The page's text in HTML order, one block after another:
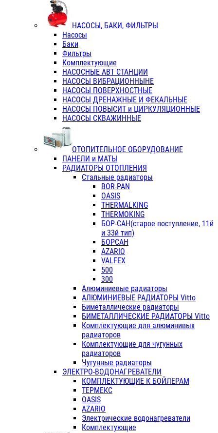
НАСОСЫ, БАКИ, ФИЛЬТРЫ
Насосы
Баки
Фильтры
Комплектующие
НАСОСНЫЕ АВТ СТАНЦИИ
НАСОСЫ ВИБРАЦИОННЫНЕ
НАСОСЫ ПОВЕРХНОСТНЫЕ
НАСОСЫ ДРЕНАЖНЫЕ И ФЕКАЛЬНЫЕ
НАСОСЫ ПОВЫСИТ и ЦИРКУЛЯЦИОННЫЕ
НАСОСЫ СКВАЖИННЫЕ
ОТОПИТЕЛЬНОЕ ОБОРУДОВАНИЕ
ПАНЕЛИ и МАТЫ
РАДИАТОРЫ ОТОПЛЕНИЯ
Стальные радиаторы
BOR-PAN
OASIS
THERMALKING
THERMOKING
БОР-САН(старое поступление, 11й
и 33й тип)
БОРСАН
AZARIO
VALFEX
500
300
Алюминиевые радиаторы
АЛЮМИНИЕВЫЕ РАДИАТОРЫ Vitto
Биметаллические радиаторы
БИМЕТАЛЛИЧЕСКИЕ РАДИАТОРЫ Vitto
Комплектующие для алюминивых
радиаторов
Комплектующие для чугунных
радиаторов
Чугунные радиаторы
ЭЛЕКТРО-ВОДОНАГРЕВАТЕЛИ
КОМПЛЕКТУЮЩИЕ К БОЙЛЕРАМ
ТЕРМЕКС
OASIS
AZARIO
Электрические водонагреватели
Комплектующие